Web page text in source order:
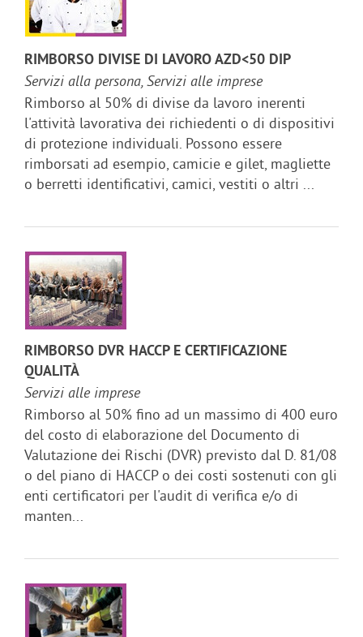
RIMBORSO DIVISE DI LAVORO AZD<50 DIP
Servizi alla persona, Servizi alle imprese
Rimborso al 50% di divise da lavoro inerenti
l'attività lavorativa dei richiedenti o di dispositivi
di protezione individuali. Possono essere
rimborsati ad esempio, camicie e gilet, magliette
o berretti identificativi, camici, vestiti o altri ...
RIMBORSO DVR HACCP E CERTIFICAZIONE
QUALITÀ
Servizi alle imprese
Rimborso al 50% fino ad un massimo di 400 euro
del costo di elaborazione del Documento di
Valutazione dei Rischi (DVR) previsto dal D. 81/08
o del piano di HACCP o dei costi sostenuti con gli
enti certificatori per l'audit di verifica e/o di
manten...